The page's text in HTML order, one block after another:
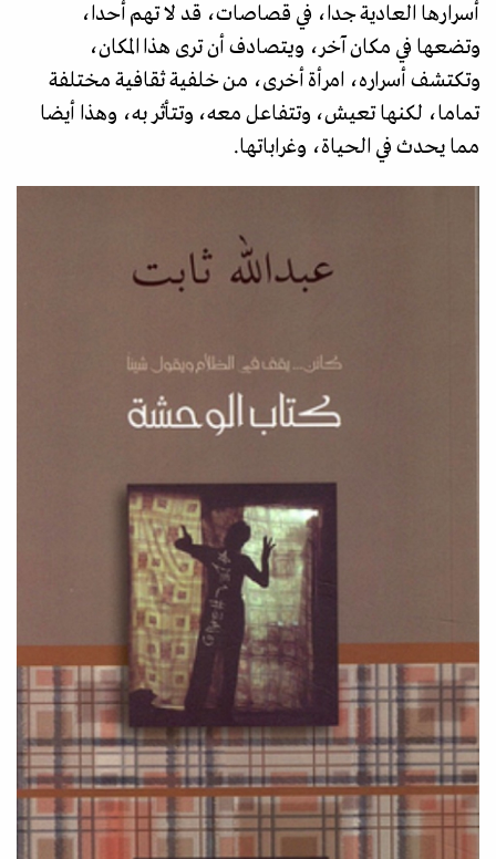
أسرارها العادية جدا، في قصاصات، قد لا تهم أحدا،
وتضعها في مكان آخر، ويتصادف أن ترى هذا المكان،
وتكتشف أسراره، امرأة أخرى، من خلفية ثقافية مختلفة
تماما، لكنها تعيش، وتتفاعل معه، وتتأثر به، وهذا أيضا
مما يحدث في الحياة، وغراباتها.